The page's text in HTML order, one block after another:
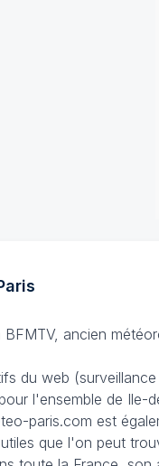
ancien
du web
l'ensemble de Ile-
paris.com est
que l'on peut